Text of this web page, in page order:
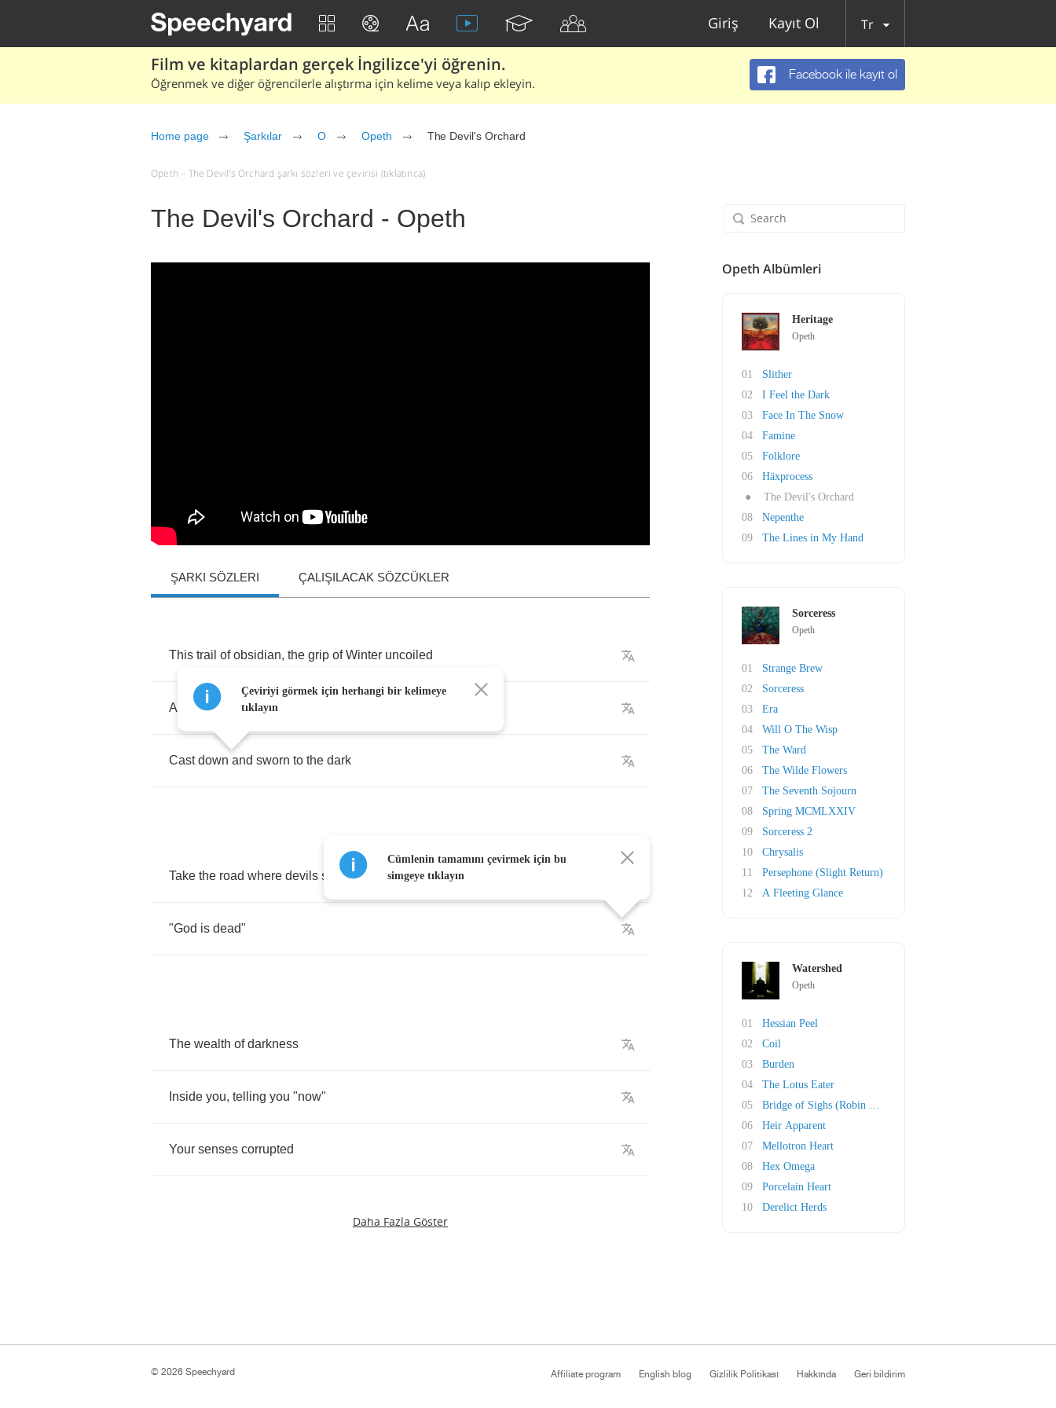
Giriş Kayıt Ol Tr
Film ve kitaplardan gerçek İngilizce'yi öğrenin.
Öğrenmek ve diğer öğrencilerle alıştırma için kelime veya kalıp ekleyin.
Facebook ile kayıt ol
Home page Şarkılar O Opeth The Devil's Orchard
Opeth – The Devil's Orchard şarkı sözleri ve çevirisi (tıklatınca)
The Devil's Orchard - Opeth
ŞARKI SÖZLERI ÇALIŞILACAK SÖZCÜKLER
This trail of obsidian, the grip of Winter uncoiled
A lover would follow
Cast down and sworn to the dark
Take the road where devils speak
"God is dead"
The wealth of darkness
Inside you, telling you "now"
Your senses corrupted
Daha Fazla Göster
Çeviriyi görmek için herhangi bir kelimeye
tıklayın
Cümlenin tamamını çevirmek için bu
simgeye tıklayın
Opeth Albümleri
Heritage
Opeth
01
Slither
02
I Feel the Dark
03
Face In The Snow
04
Famine
05
Folklore
06
Häxprocess
●
The Devil's Orchard
08
Nepenthe
09
The Lines in My Hand
Sorceress
Opeth
01
Strange Brew
02
Sorceress
03
Era
04
Will O The Wisp
05
The Ward
06
The Wilde Flowers
07
The Seventh Sojourn
08
Spring MCMLXXIV
09
Sorceress 2
10
Chrysalis
11
Persephone (Slight Return)
12
A Fleeting Glance
Watershed
Opeth
01
Hessian Peel
02
Coil
03
Burden
04
The Lotus Eater
05
Bridge of Sighs (Robin Trower cover)
06
Heir Apparent
07
Mellotron Heart
08
Hex Omega
09
Porcelain Heart
10
Derelict Herds
Affiliate program English blog Gizlilik Politikası Hakkında Geri bildirim
© 2026 Speechyard